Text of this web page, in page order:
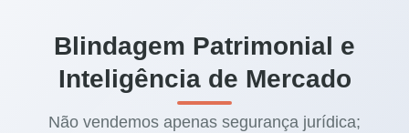
Blindagem Patrimonial e
Inteligência de Mercado
Não vendemos apenas segurança jurídica;